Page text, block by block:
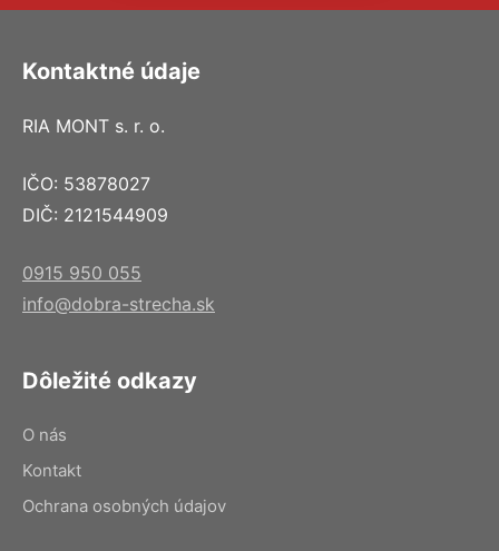
Kontaktné údaje
RIA MONT s. r. o.
IČO: 53878027
DIČ: 2121544909
0915 950 055
info@dobra-strecha.sk
Dôležité odkazy
O nás
Kontakt
Ochrana osobných údajov